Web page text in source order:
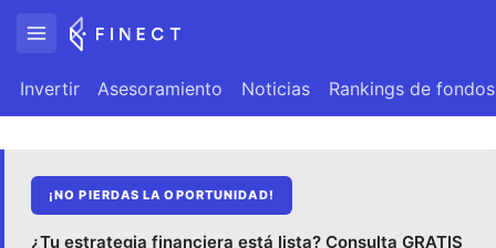
Invertir Asesoramiento Noticias Rankings de fondos
¡NO PIERDAS LA OPORTUNIDAD!
¿Tu estrategia financiera está lista? Consulta GRATIS